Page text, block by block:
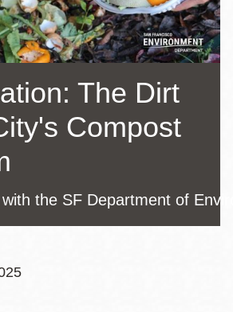
The Dirt
Compost
the SF Department of